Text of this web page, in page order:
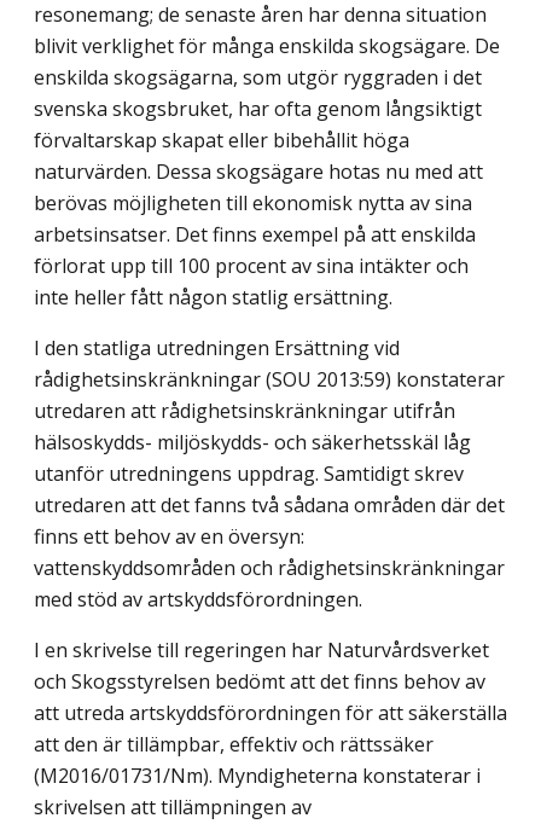
resonemang; de senaste åren har denna situation
blivit verklighet för många enskilda skogsägare. De
enskilda skogsägarna, som utgör ryggraden i det
svenska skogsbruket, har ofta genom långsiktigt
förvaltarskap skapat eller bibehållit höga
naturvärden. Dessa skogsägare hotas nu med att
berövas möjligheten till ekonomisk nytta av sina
arbetsinsatser. Det finns exempel på att enskilda
förlorat upp till 100 procent av sina intäkter och
inte heller fått någon statlig ersättning.
I den statliga utredningen Ersättning vid
rådighetsinskränkningar (SOU 2013:59) konstaterar
utredaren att rådighetsinskränkningar utifrån
hälsoskydds- miljöskydds- och säkerhetsskäl låg
utanför utredningens uppdrag. Samtidigt skrev
utredaren att det fanns två sådana områden där det
finns ett behov av en översyn:
vattenskyddsområden och rådighetsinskränkningar
med stöd av artskyddsförordningen.
I en skrivelse till regeringen har Naturvårdsverket
och Skogsstyrelsen bedömt att det finns behov av
att utreda artskyddsförordningen för att säkerställa
att den är tillämpbar, effektiv och rättssäker
(M2016/01731/Nm). Myndigheterna konstaterar i
skrivelsen att tillämpningen av